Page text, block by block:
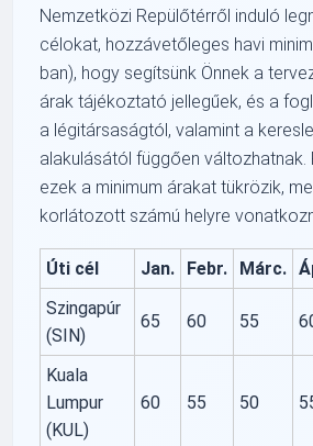
Nemzetközi Repülőtérről induló
célokat, hozzávetőleges havi
ban), hogy segítsünk Önnek a
árak tájékoztató jellegűek, és a
a légitársaságtól, valamint a
alakulásától függően változhatnak.
ezek a minimum árakat tükrözik,
korlátozott számú helyre
Úti cél Jan. Febr. Márc.
Szingapúr
(SIN)
65 60 55
Kuala
Lumpur
(KUL)
60 55 50